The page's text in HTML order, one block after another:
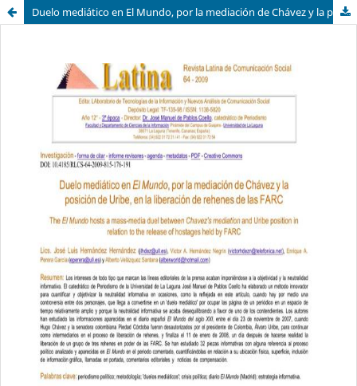
Duelo mediático en El Mundo, por la mediación de Chávez y la posición de Uribe, en la liberación de rehenes de las FARC